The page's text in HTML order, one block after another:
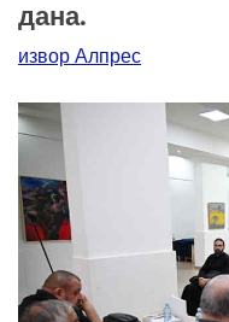
дана.
извор Алпрес